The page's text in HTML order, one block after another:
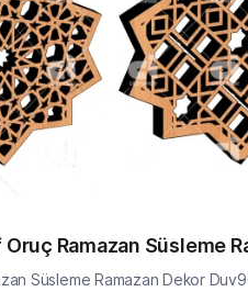
Ramazan Süsleme
Süsleme Ramazan Dekor